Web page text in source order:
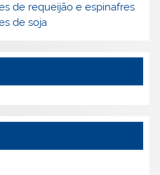
de requeijão e espinafres
de soja